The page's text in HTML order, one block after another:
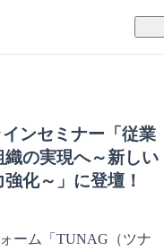
ンセミナー「従業
の実現へ～新しい
化～」に登壇！
ーム「TUNAG（ツナ